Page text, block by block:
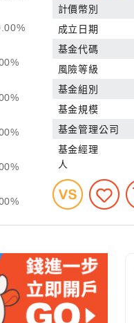
計價幣別
成立日期
基金代碼
風險等級
基金組別
基金規模
基金管理公司
基金經理
人